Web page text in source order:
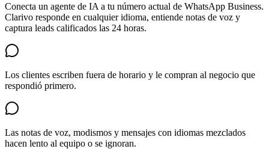
Conecta un agente de IA a tu número actual de WhatsApp Business.
Clarivo responde en cualquier idioma, entiende notas de voz y
captura leads calificados las 24 horas.
Los clientes escriben fuera de horario y le compran al negocio que
respondió primero.
Las notas de voz, modismos y mensajes con idiomas mezclados
hacen lento al equipo o se ignoran.